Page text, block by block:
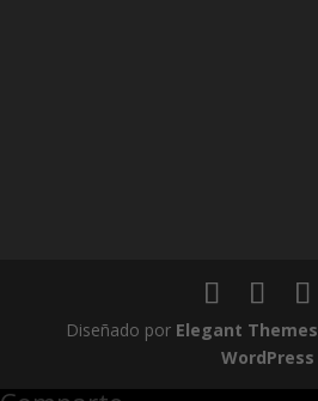
Diseñado por Elegant Themes
WordPress